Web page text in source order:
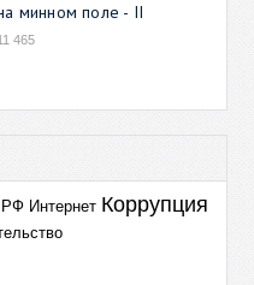
минном поле - II
465
РФ Интернет Коррупция